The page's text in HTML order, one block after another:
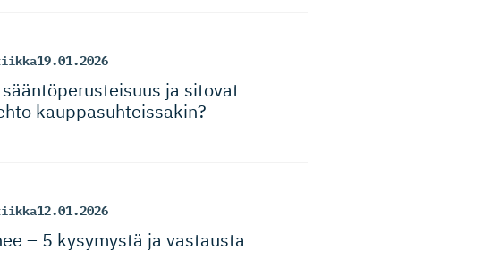
19.01.2026
ja sitovat
kauppasuh­teissakin?
12.01.2026
– 5 kysymystä ja vastausta